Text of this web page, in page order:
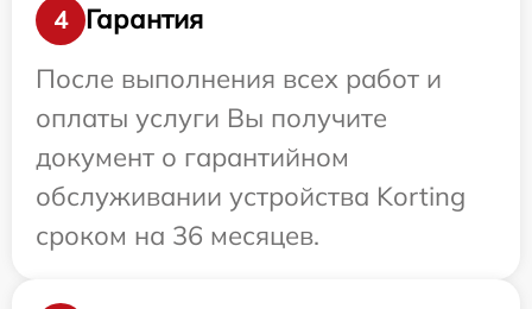
4
Гарантия
После выполнения всех работ и
оплаты услуги Вы получите
документ о гарантийном
обслуживании устройства Korting
сроком на 36 месяцев.